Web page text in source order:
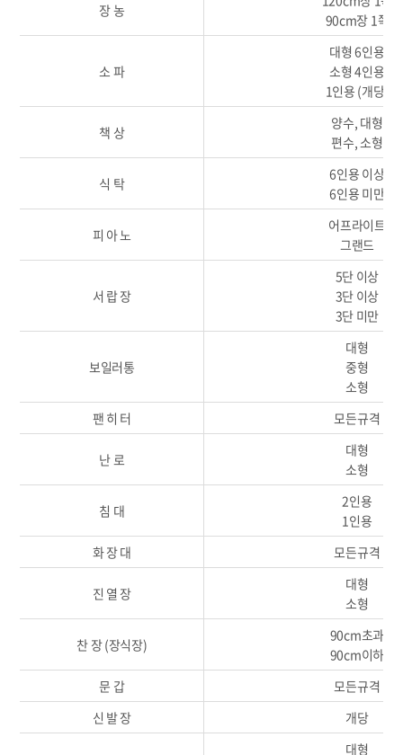
장 농
90cm장 1쪽
소 파
대형 6인용
소형 4인용
1인용 (개당)
책 상
양수, 대형
편수, 소형
식 탁
6인용 이상
6인용 미만
피 아 노
어프라이트
그랜드
서 랍 장
5단 이상
3단 이상
3단 미만
보일러통
대형
중형
소형
팬 히 터
모든규격
난 로
대형
소형
침 대
2인용
1인용
화 장 대
모든규격
진 열 장
대형
소형
찬 장 (장식장)
90cm초과
90cm이하
문 갑
모든규격
신 발 장
개당
대형